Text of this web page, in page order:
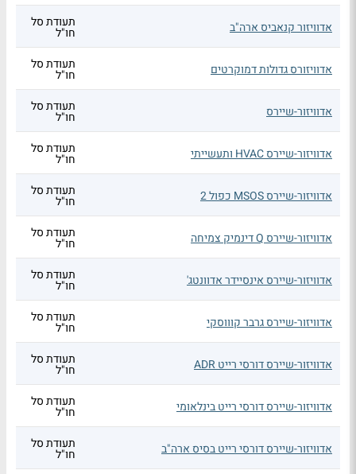
אדוויזור קנאביס ארה"ב תעודת סל
חו"ל
אדוויזורס גדולות דמוקרטים תעודת סל
חו"ל
אדוויזור-שיירס תעודת סל
חו"ל
אדוויזור-שיירס HVAC ותעשייתי תעודת סל
חו"ל
אדוויזור-שיירס MSOS כפול 2 תעודת סל
חו"ל
אדוויזור-שיירס Q דינמיק צמיחה תעודת סל
חו"ל
אדוויזור-שיירס אינסיידר אדוונטג' תעודת סל
חו"ל
אדוויזור-שיירס גרבר קוווסקי תעודת סל
חו"ל
אדוויזור-שיירס דורסי רייט ADR תעודת סל
חו"ל
אדוויזור-שיירס דורסי רייט בינלאומי תעודת סל
חו"ל
אדוויזור-שיירס דורסי רייט בסיס ארה"ב תעודת סל
חו"ל